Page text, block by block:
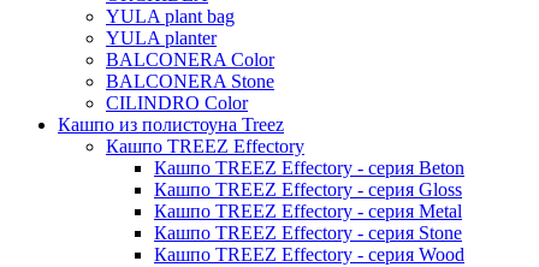
Moda
YULA plant bag
YULA planter
BALCONERA Color
BALCONERA Stone
CILINDRO Color
Кашпо из полистоуна Treez
Кашпо TREEZ Effectory
Кашпо TREEZ Effectory - серия Beton
Кашпо TREEZ Effectory - серия Gloss
Кашпо TREEZ Effectory - серия Metal
Кашпо TREEZ Effectory - серия Stone
Кашпо TREEZ Effectory - серия Wood